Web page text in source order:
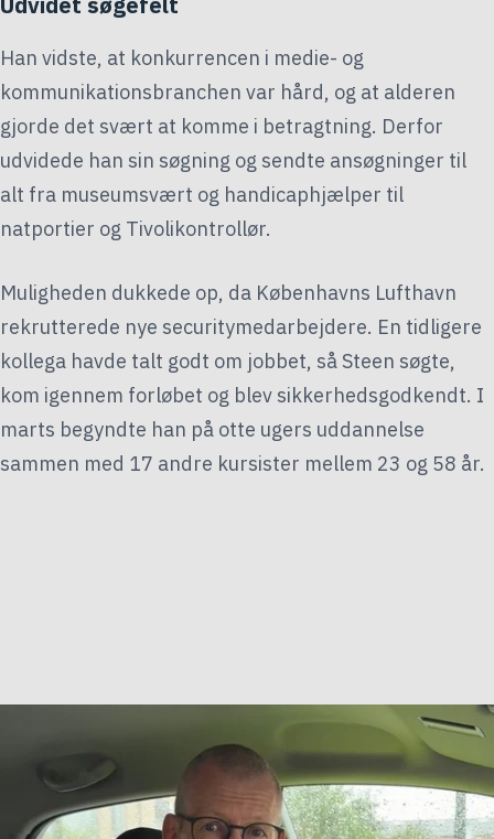
Han vidste, at konkurrencen i medie- og
kommunikationsbranchen var hård, og at alderen
gjorde det svært at komme i betragtning. Derfor
udvidede han sin søgning og sendte ansøgninger til
alt fra museumsvært og handicaphjælper til
natportier og Tivolikontrollør.
Muligheden dukkede op, da Københavns Lufthavn
rekrutterede nye securitymedarbejdere. En tidligere
kollega havde talt godt om jobbet, så Steen søgte,
kom igennem forløbet og blev sikkerhedsgodkendt. I
marts begyndte han på otte ugers uddannelse
sammen med 17 andre kursister mellem 23 og 58 år.